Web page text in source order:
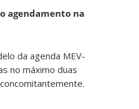
agendamento na
da agenda MEV-
no máximo duas